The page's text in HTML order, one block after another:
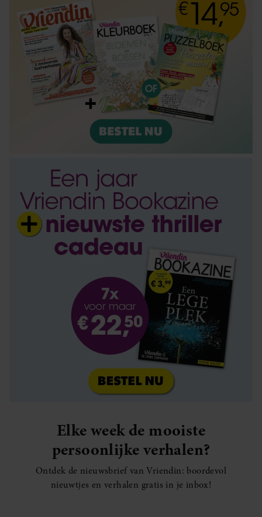
Elke week de mooiste
persoonlijke verhalen?
Ontdek de nieuwsbrief van Vriendin: boordevol
nieuwtjes en verhalen gratis in je inbox!